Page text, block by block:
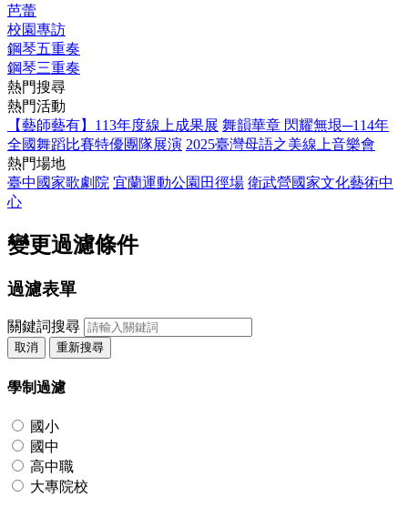
芭蕾
校園專訪
鋼琴五重奏
鋼琴三重奏
熱門搜尋
熱門活動
【藝師藝有】113年度線上成果展 舞韻華章 閃耀無垠─114年
全國舞蹈比賽特優團隊展演 2025臺灣母語之美線上音樂會
熱門場地
臺中國家歌劇院 宜蘭運動公園田徑場 衛武營國家文化藝術中
心
變更過濾條件
過濾表單
關鍵詞搜尋
取消 重新搜尋
學制過濾
國小
國中
高中職
大專院校